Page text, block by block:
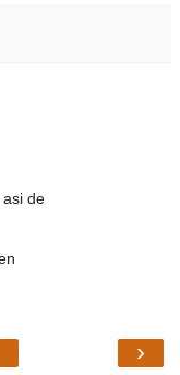
de
›